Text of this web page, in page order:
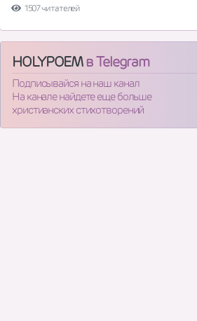
1507 читателей
HOLYPOEMв Telegram
Подписывайся на наш канал
На канале найдете еще больше
христианских стихотворений